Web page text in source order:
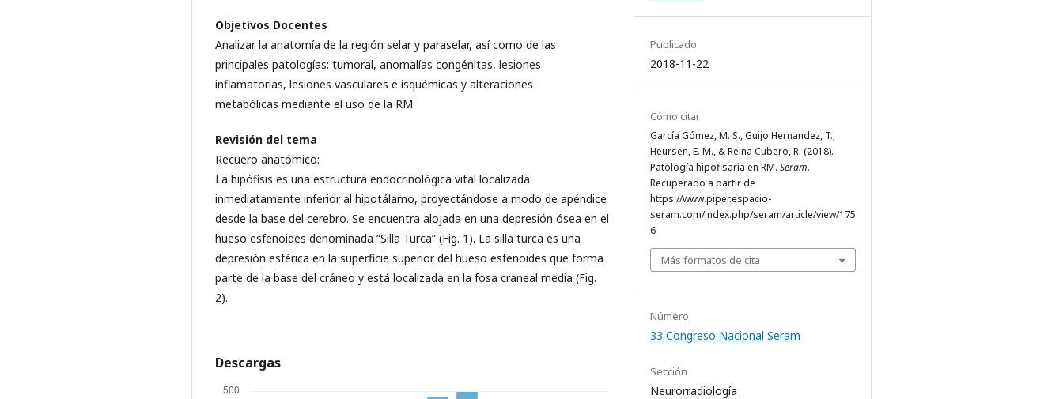
Objetivos Docentes
Analizar la anatomía de la región selar y paraselar, así como de las
principales patologías: tumoral, anomalías congénitas, lesiones
inflamatorias, lesiones vasculares e isquémicas y alteraciones
metabólicas mediante el uso de la RM.
Revisión del tema
Recuero anatómico:
La hipófisis es una estructura endocrinológica vital localizada
inmediatamente inferior al hipotálamo, proyectándose a modo de apéndice
desde la base del cerebro. Se encuentra alojada en una depresión ósea en el
hueso esfenoides denominada “Silla Turca” (Fig. 1). La silla turca es una
depresión esférica en la superficie superior del hueso esfenoides que forma
parte de la base del cráneo y está localizada en la fosa craneal media (Fig.
2).
Descargas
Publicado
2018-11-22
Cómo citar
García Gómez, M. S., Guijo Hernandez, T.,
Heursen, E. M., & Reina Cubero, R. (2018).
Patología hipofisaria en RM. Seram.
Recuperado a partir de
https://www.piper.espacio-
seram.com/index.php/seram/article/view/175
6
Más formatos de cita
Número
33 Congreso Nacional Seram
Sección
Neurorradiología